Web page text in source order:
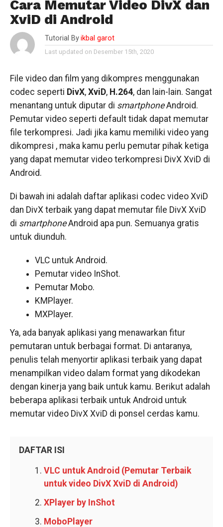
Cara Memutar Video DivX dan
XviD di Android
Tutorial By ikbal garot
Last updated on Desember 15th, 2020
File video dan film yang dikompres menggunakan
codec seperti DivX, XviD, H.264, dan lain-lain. Sangat
menantang untuk diputar di smartphoneAndroid.
Pemutar video seperti default tidak dapat memutar
file terkompresi. Jadi jika kamu memiliki video yang
dikompresi , maka kamu perlu pemutar pihak ketiga
yang dapat memutar video terkompresi DivX XviD di
Android.
Di bawah ini adalah daftar aplikasi codec video XviD
dan DivX terbaik yang dapat memutar file DivX XviD
di smartphoneAndroid apa pun. Semuanya gratis
untuk diunduh.
VLC untuk Android.
Pemutar video InShot.
Pemutar Mobo.
KMPlayer.
MXPlayer.
Ya, ada banyak aplikasi yang menawarkan fitur
pemutaran untuk berbagai format. Di antaranya,
penulis telah menyortir aplikasi terbaik yang dapat
menampilkan video dalam format yang dikodekan
dengan kinerja yang baik untuk kamu. Berikut adalah
beberapa aplikasi terbaik untuk Android untuk
memutar video DivX XviD di ponsel cerdas kamu.
DAFTAR ISI
VLC untuk Android (Pemutar Terbaik
untuk video DivX XviD di Android)
XPlayer by InShot
MoboPlayer